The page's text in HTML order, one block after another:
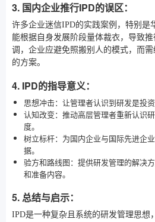
3. 国内企业推行IPD的误区：
许多企业迷信IPD的实践案例，特别是
能根据自身发展阶段量体裁衣，导致
调，企业应避免照搬别人的模式，而
的方案。
4. IPD的指导意义：
思想冲击：让管理者认识到研发是投
认知改变：推动高层管理者重新认识
度。
树立标杆：为国内企业与国际先进企
据。
验方和路线图：提供研发管理的解决
和准备内容。
5. 总结与启示：
IPD是一种复杂且系统的研发管理思想